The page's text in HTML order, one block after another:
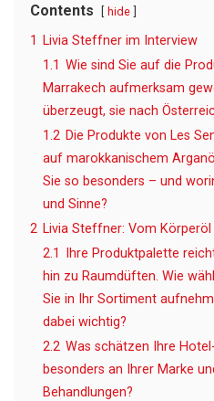
Contents hide
1
Livia Steffner im Interview
1.1 Wie sind Sie auf die
Marrakech aufmerksam
überzeugt, sie nach
1.2 Die Produkte von Les
auf marokkanischem
Sie so besonders – und
und Sinne?
2 Livia Steffner: Vom
2.1
Ihre Produktpalette
hin zu Raumdüften. Wie
Sie in Ihr Sortiment
dabei wichtig?
2.2 Was schätzen Ihre
besonders an Ihrer Marke
Behandlungen?